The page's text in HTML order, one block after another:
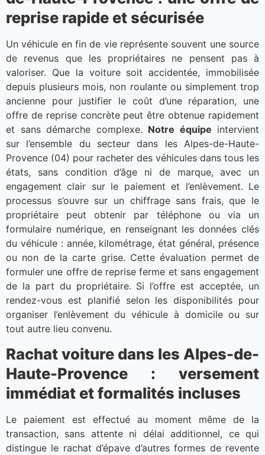
reprise rapide et sécurisée
Un véhicule en fin de vie représente souvent une source
de revenus que les propriétaires ne pensent pas à
valoriser. Que la voiture soit accidentée, immobilisée
depuis plusieurs mois, non roulante ou simplement trop
ancienne pour justifier le coût d’une réparation, une
offre de reprise concrète peut être obtenue rapidement
et sans démarche complexe. Notre équipe intervient
sur l’ensemble du secteur dans les Alpes-de-Haute-
Provence (04) pour racheter des véhicules dans tous les
états, sans condition d’âge ni de marque, avec un
engagement clair sur le paiement et l’enlèvement. Le
processus s’ouvre sur un chiffrage sans frais, que le
propriétaire peut obtenir par téléphone ou via un
formulaire numérique, en renseignant les données clés
du véhicule : année, kilométrage, état général, présence
ou non de la carte grise. Cette évaluation permet de
formuler une offre de reprise ferme et sans engagement
de la part du propriétaire. Si l’offre est acceptée, un
rendez-vous est planifié selon les disponibilités pour
organiser l’enlèvement du véhicule à domicile ou sur
tout autre lieu convenu.
Rachat voiture dans les Alpes-de-
Haute-Provence : versement
immédiat et formalités incluses
Le paiement est effectué au moment même de la
transaction, sans attente ni délai additionnel, ce qui
distingue le rachat d’épave d’autres formes de revente